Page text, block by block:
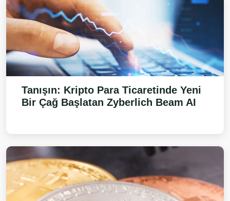
Tanışın: Kripto Para Ticaretinde Yeni
Bir Çağ Başlatan Zyberlich Beam AI